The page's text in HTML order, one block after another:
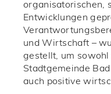
organisatorischen,
Entwicklungen
und Wirtschaft –
gestellt, um
Stadtgemeinde
auch positive